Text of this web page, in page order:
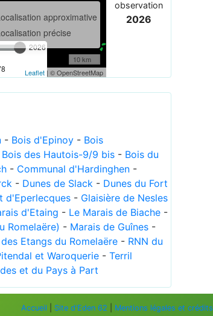
2026
approximative
précise
10 km
Leaflet| © OpenStreetMap
observation
2026
- Bois d'Epinoy - Bois
Bois des Hautois-9/9 bis - Bois du
- Communal d'Hardinghen -
- Dunes de Slack - Dunes du Fort
d'Eperlecques - Glaisière de Nesles
d'Etaing - Le Marais de Biache -
Romelaëre) - Marais de Guînes -
des Etangs du Romelaëre - RNN du
et Waroquerie - Terril
et du Pays à Part
Accueil Site d'Eden 62 Mentions légales et crédits